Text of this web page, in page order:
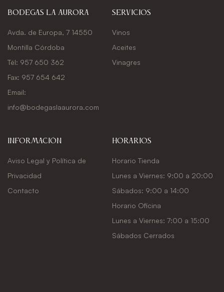
Bodegas La Aurora
Avda. de Europa, 7 14550
Montilla Córdoba
Tél: 957 650 362
Fax: 957 654 642
Email:
info@bodegaslaaurora.com
Servicios
Vinos
Aceites
Vinagres
Información
Aviso Legal y Política de
Privacidad
Contacto
Horarios
Horario Tienda
Lunes a Viernes: 9:00 a 20:00
Sábados: 9:00 a 14:00
Horario Oficina
Lunes a Viernes: 7:00 a 15:00
Sábados Cerrados